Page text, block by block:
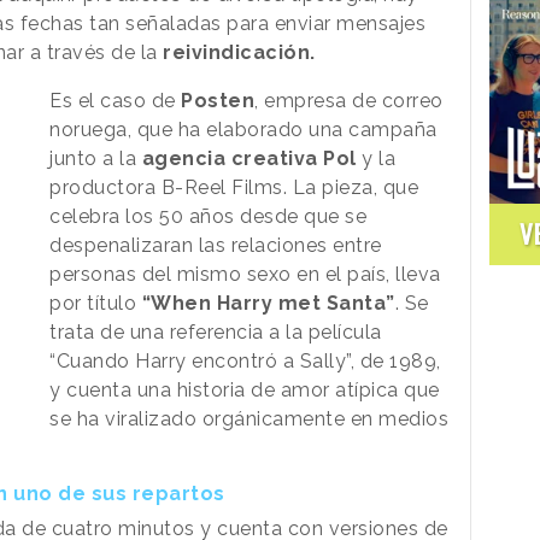
fechas tan señaladas para enviar mensajes
a través de la reivindicación.
Es el caso de Posten, empresa de correo
noruega, que ha elaborado una campaña
junto a la agencia creativa Poly la
productora B-Reel Films. La pieza, que
celebra los 50 años desde que se
despenalizaran las relaciones entre
personas del mismo sexo en el país, lleva
por título “When Harry met Santa”. Se
trata de una referencia a la película
“Cuando Harry encontró a Sally”, de 1989,
y cuenta una historia de amor atípica que
se ha viralizado orgánicamente en medios
uno de sus repartos
de cuatro minutos y cuenta con versiones de